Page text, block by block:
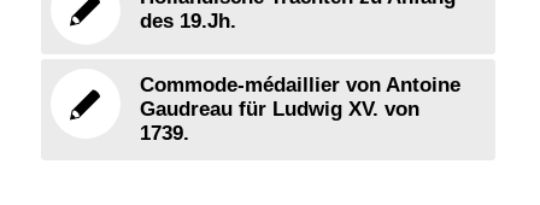
des 19.Jh.
Commode-médaillier von Antoine
Gaudreau für Ludwig XV. von
1739.